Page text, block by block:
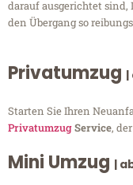
darauf ausgerichtet
den Übergang so
Privatumzug |
Starten Sie Ihren
PrivatumzugService,
Mini Umzug |